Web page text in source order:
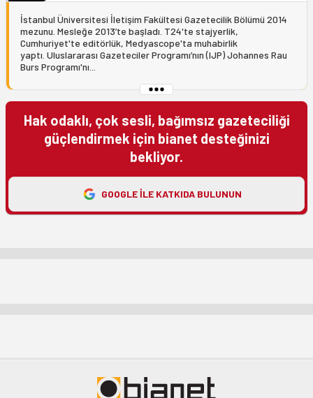
İstanbul Üniversitesi İletişim Fakültesi Gazetecilik Bölümü 2014
mezunu. Mesleğe 2013’te başladı. T24'te stajyerlik,
Cumhuriyet'te editörlük, Medyascope'ta muhabirlik
yaptı. Uluslararası Gazeteciler Programı’nın (IJP) Johannes Rau
Burs Programı'nı...
Hak odaklı, çok sesli, bağımsız gazeteciliği
güçlendirmek için bianet desteğinizi
bekliyor.
GOOGLE ILE KATKIDA BULUNUN